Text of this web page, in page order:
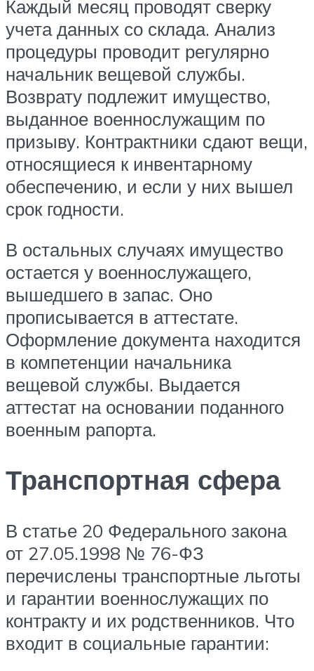
Каждый месяц проводят сверку
учета данных со склада. Анализ
процедуры проводит регулярно
начальник вещевой службы.
Возврату подлежит имущество,
выданное военнослужащим по
призыву. Контрактники сдают вещи,
относящиеся к инвентарному
обеспечению, и если у них вышел
срок годности.
В остальных случаях имущество
остается у военнослужащего,
вышедшего в запас. Оно
прописывается в аттестате.
Оформление документа находится
в компетенции начальника
вещевой службы. Выдается
аттестат на основании поданного
военным рапорта.
Транспортная сфера
В статье 20 Федерального закона
от 27.05.1998 № 76-ФЗ
перечислены транспортные льготы
и гарантии военнослужащих по
контракту и их родственников. Что
входит в социальные гарантии: